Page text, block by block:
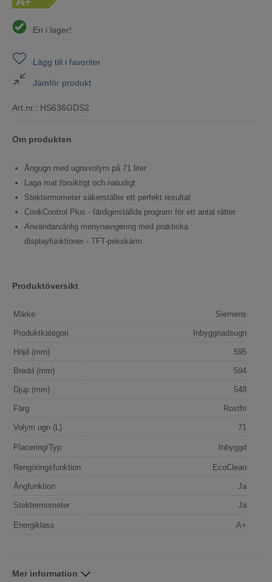
En i lager!
Lägg till i favoriter
Jämför produkt
Art.nr.: HS636GDS2
Om produkten
Ångugn med ugnsvolym på 71 liter
Laga mat försiktigt och naturligt
Stektermometer säkerställer ett perfekt resultat
CookControl Plus - färdiginställda program för ett antal rätter
Användarvänlig menynavigering med praktiska
displayfunktioner - TFT-pekskärm
Produktöversikt
Märke Siemens
Produktkategori Inbyggnadsugn
Höjd (mm) 595
Bredd (mm) 594
Djup (mm) 548
Färg Rostfri
Volym ugn (L) 71
Placering/Typ Inbyggd
Rengöringsfunktion EcoClean
Ångfunktion Ja
Stektermometer Ja
Energiklass A+
Mer information